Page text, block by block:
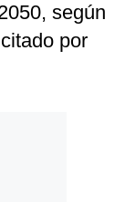
según
por